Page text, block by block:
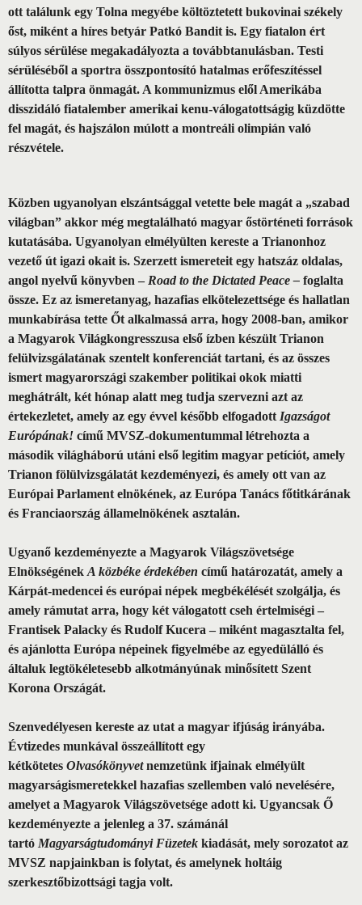
ott találunk egy Tolna megyébe költöztetett bukovinai székely
őst, miként a híres betyár Patkó Bandit is. Egy fiatalon ért
súlyos sérülése megakadályozta a továbbtanulásban. Testi
sérüléséből a sportra összpontosító hatalmas erőfeszítéssel
állította talpra önmagát. A kommunizmus elől Amerikába
disszidáló fiatalember amerikai kenu-válogatottságig küzdötte
fel magát, és hajszálon múlott a montreáli olimpián való
részvétele.
Közben ugyanolyan elszántsággal vetette bele magát a „szabad
világban” akkor még megtalálható magyar őstörténeti források
kutatásába. Ugyanolyan elmélyülten kereste a Trianonhoz
vezető út igazi okait is. Szerzett ismereteit egy hatszáz oldalas,
angol nyelvű könyvben – Road to the Dictated Peace – foglalta
össze. Ez az ismeretanyag, hazafias elkötelezettsége és hallatlan
munkabírása tette Őt alkalmassá arra, hogy 2008-ban, amikor
a Magyarok Világkongresszusa első ízben készült Trianon
felülvizsgálatának szentelt konferenciát tartani, és az összes
ismert magyarországi szakember politikai okok miatti
meghátrált, két hónap alatt meg tudja szervezni azt az
értekezletet, amely az egy évvel később elfogadott Igazságot
Európának! című MVSZ-dokumentummal létrehozta a
második világháború utáni első legitim magyar petíciót, amely
Trianon fölülvizsgálatát kezdeményezi, és amely ott van az
Európai Parlament elnökének, az Európa Tanács főtitkárának
és Franciaország államelnökének asztalán.
Ugyanő kezdeményezte a Magyarok Világszövetsége
Elnökségének A közbéke érdekében című határozatát, amely a
Kárpát-medencei és európai népek megbékélését szolgálja, és
amely rámutat arra, hogy két válogatott cseh értelmiségi –
Frantisek Palacky és Rudolf Kucera – miként magasztalta fel,
és ajánlotta Európa népeinek figyelmébe az egyedülálló és
általuk legtökéletesebb alkotmányúnak minősített Szent
Korona Országát.
Szenvedélyesen kereste az utat a magyar ifjúság irányába.
Évtizedes munkával összeállított egy
kétkötetes Olvasókönyvetnemzetünk ifjainak elmélyült
magyarságismeretekkel hazafias szellemben való nevelésére,
amelyet a Magyarok Világszövetsége adott ki. Ugyancsak Ő
kezdeményezte a jelenleg a 37. számánál
tartó Magyarságtudományi Füzetek kiadását, mely sorozatot az
MVSZ napjainkban is folytat, és amelynek holtáig
szerkesztőbizottsági tagja volt.